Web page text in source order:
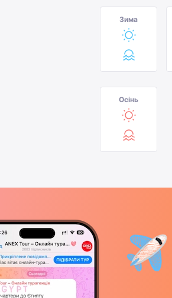
Зима
Осінь